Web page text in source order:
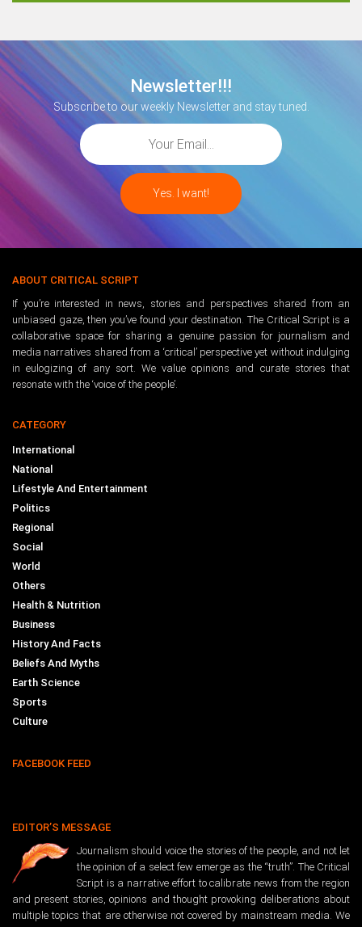
Newsletter!!!
Subscribe to our weekly Newsletter and stay tuned.
ABOUT CRITICAL SCRIPT
If you’re interested in news, stories and perspectives shared from an
unbiased gaze, then you’ve found your destination. The Critical Script is a
collaborative space for sharing a genuine passion for journalism and
media narratives shared from a ‘critical’ perspective yet without indulging
in eulogizing of any sort. We value opinions and curate stories that
resonate with the ‘voice of the people’.
CATEGORY
International
National
Lifestyle And Entertainment
Politics
Regional
Social
World
Others
Health & Nutrition
Business
History And Facts
Beliefs And Myths
Earth Science
Sports
Culture
FACEBOOK FEED
EDITOR’S MESSAGE
Journalism should voice the stories of the people, and not let
the opinion of a select few emerge as the “truth”. The Critical
Script is a narrative effort to calibrate news from the region
and present stories, opinions and thought provoking deliberations about
multiple topics that are otherwise not covered by mainstream media. We